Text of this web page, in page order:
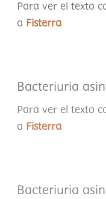
Para ver el texto
a Fisterra
Bacteriuria
Para ver el texto
a Fisterra
Bacteriuria